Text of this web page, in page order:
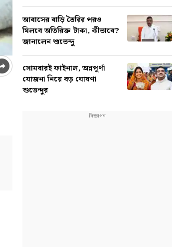
আবাসের বাড়ি তৈরির পরও
মিলবে অতিরিক্ত টাকা, কীভাবে?
জানালেন শুভেন্দু
সোমবারই ফাইনাল, অন্নপূর্ণা
যোজনা নিয়ে বড় ঘোষণা
শুভেন্দুর